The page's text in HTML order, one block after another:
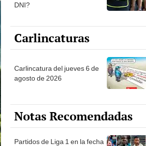
DNI?
Carlincaturas
Carlincatura del jueves 6 de
agosto de 2026
Notas Recomendadas
Partidos de Liga 1 en la fecha